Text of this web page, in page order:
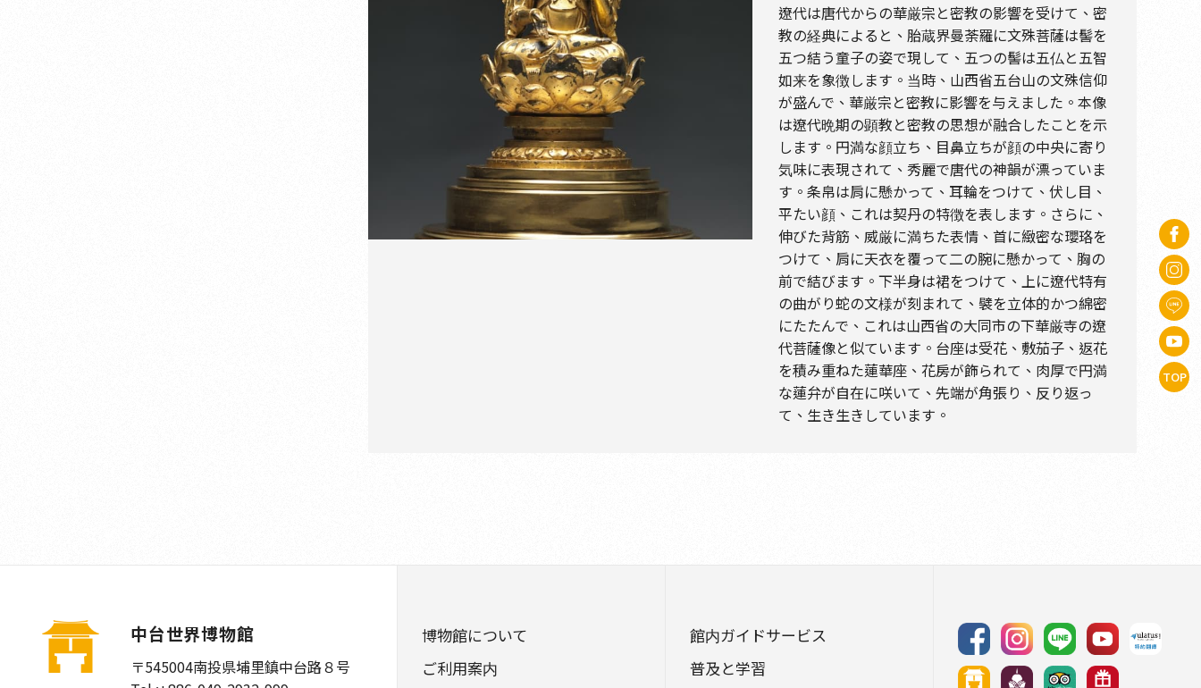
遼代は唐代からの華厳宗と密教の影響を受けて、密
教の経典によると、胎蔵界曼荼羅に文殊菩薩は髻を
五つ結う童子の姿で現して、五つの髻は五仏と五智
如来を象徴します。当時、山西省五台山の文殊信仰
が盛んで、華厳宗と密教に影響を与えました。本像
は遼代晩期の顕教と密教の思想が融合したことを示
します。円満な顔立ち、目鼻立ちが顔の中央に寄り
気味に表現されて、秀麗で唐代の神韻が漂っていま
す。条帛は肩に懸かって、耳輪をつけて、伏し目、
平たい顔、これは契丹の特徴を表します。さらに、
伸びた背筋、威厳に満ちた表情、首に緻密な瓔珞を
つけて、肩に天衣を覆って二の腕に懸かって、胸の
前で結びます。下半身は裙をつけて、上に遼代特有
の曲がり蛇の文様が刻まれて、襞を立体的かつ綿密
にたたんで、これは山西省の大同市の下華厳寺の遼
代菩薩像と似ています。台座は受花、敷茄子、返花
を積み重ねた蓮華座、花房が飾られて、肉厚で円満
な蓮弁が自在に咲いて、先端が角張り、反り返っ
て、生き生きしています。
中台世界博物館
〒545004南投県埔里鎮中台路８号
博物館について
ご利用案内
館内ガイドサービス
普及と学習
TOP